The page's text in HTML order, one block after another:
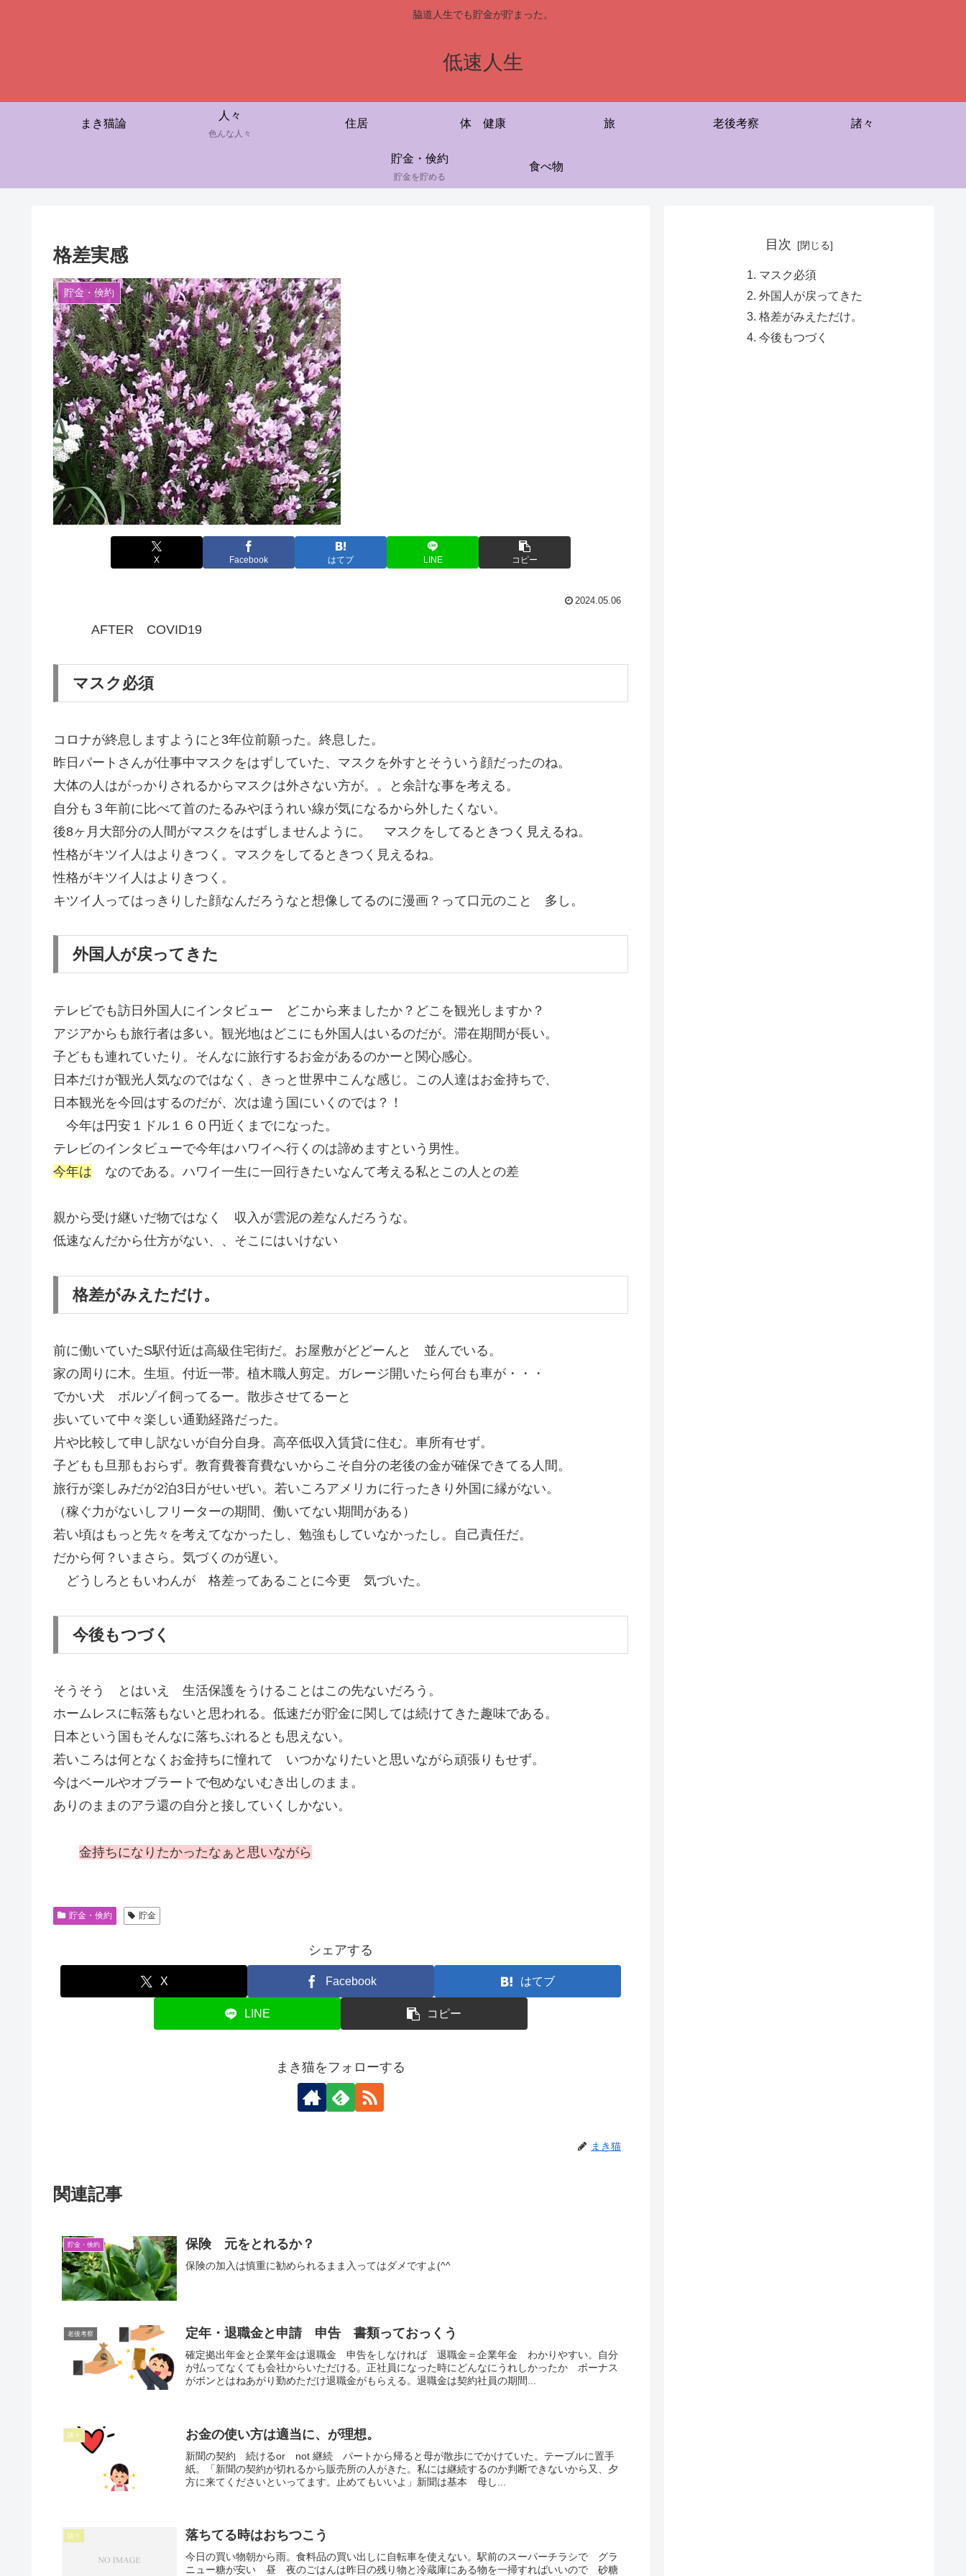
脇道人生でも貯金が貯まった。
低速人生
まき猫論
人々
色んな人々
住居 体 健康 旅 老後考察 諸々
貯金・倹約
貯金を貯める
食べ物
格差実感
貯金・倹約
X Facebook はてブ LINE コピー
2024.05.06
AFTER COVID19
マスク必須
コロナが終息しますようにと3年位前願った。終息した。
昨日パートさんが仕事中マスクをはずしていた、マスクを外すとそういう顔だったのね。
大体の人はがっかりされるからマスクは外さない方が。。と余計な事を考える。
自分も３年前に比べて首のたるみやほうれい線が気になるから外したくない。
後8ヶ月大部分の人間がマスクをはずしませんように。 マスクをしてるときつく見えるね。
性格がキツイ人はよりきつく。マスクをしてるときつく見えるね。
性格がキツイ人はよりきつく。
キツイ人ってはっきりした顔なんだろうなと想像してるのに漫画？って口元のこと 多し。
外国人が戻ってきた
テレビでも訪日外国人にインタビュー どこから来ましたか？どこを観光しますか？
アジアからも旅行者は多い。観光地はどこにも外国人はいるのだが。滞在期間が長い。
子どもも連れていたり。そんなに旅行するお金があるのかーと関心感心。
日本だけが観光人気なのではなく、きっと世界中こんな感じ。この人達はお金持ちで、
日本観光を今回はするのだが、次は違う国にいくのでは？！
今年は円安１ドル１６０円近くまでになった。
テレビのインタビューで今年はハワイへ行くのは諦めますという男性。
今年は なのである。ハワイ一生に一回行きたいなんて考える私とこの人との差
親から受け継いだ物ではなく 収入が雲泥の差なんだろうな。
低速なんだから仕方がない、、そこにはいけない
格差がみえただけ。
前に働いていたS駅付近は高級住宅街だ。お屋敷がどどーんと 並んでいる。
家の周りに木。生垣。付近一帯。植木職人剪定。ガレージ開いたら何台も車が・・・
でかい犬 ボルゾイ飼ってるー。散歩させてるーと
歩いていて中々楽しい通勤経路だった。
片や比較して申し訳ないが自分自身。高卒低収入賃貸に住む。車所有せず。
子どもも旦那もおらず。教育費養育費ないからこそ自分の老後の金が確保できてる人間。
旅行が楽しみだが2泊3日がせいぜい。若いころアメリカに行ったきり外国に縁がない。
（稼ぐ力がないしフリーターの期間、働いてない期間がある）
若い頃はもっと先々を考えてなかったし、勉強もしていなかったし。自己責任だ。
だから何？いまさら。気づくのが遅い。
どうしろともいわんが 格差ってあることに今更 気づいた。
今後もつづく
そうそう とはいえ 生活保護をうけることはこの先ないだろう。
ホームレスに転落もないと思われる。低速だが貯金に関しては続けてきた趣味である。
日本という国もそんなに落ちぶれるとも思えない。
若いころは何となくお金持ちに憧れて いつかなりたいと思いながら頑張りもせず。
今はベールやオブラートで包めないむき出しのまま。
ありのままのアラ還の自分と接していくしかない。
金持ちになりたかったなぁと思いながら
貯金・倹約 貯金
シェアする
X Facebook はてブ
LINE コピー
まき猫をフォローする
まき猫
関連記事
貯金・倹約 保険 元をとれるか？
保険の加入は慎重に勧められるまま入ってはダメですよ(^^
老後考察 定年・退職金と申請 申告 書類っておっくう
確定拠出年金と企業年金は退職金 申告をしなければ 退職金＝企業年金 わかりやすい。自分
が払ってなくても会社からいただける。正社員になった時にどんなにうれしかったか ボーナス
がボンとはねあがり勤めただけ退職金がもらえる。退職金は契約社員の期間...
諸々 お金の使い方は適当に、が理想。
新聞の契約 続けるor not 継続 パートから帰ると母が散歩にでかけていた。テーブルに置手
紙。「新聞の契約が切れるから販売所の人がきた。私には継続するのか判断できないから又、夕
方に来てくださいといってます。止めてもいいよ」新聞は基本 母し...
諸々 落ちてる時はおちつこう
今日の買い物朝から雨。食料品の買い出しに自転車を使えない。駅前のスーパーチラシで グラ
ニュー糖が安い 昼 夜のごはんは昨日の残り物と冷蔵庫にある物を一掃すればいいので 砂糖
目次
マスク必須
外国人が戻ってきた
格差がみえただけ。
今後もつづく